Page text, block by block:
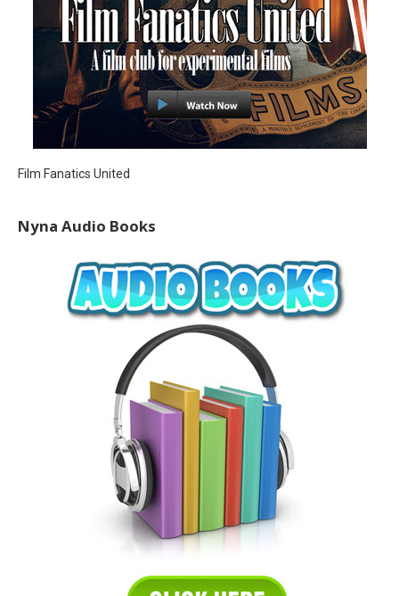
Film Fanatics United
Nyna Audio Books